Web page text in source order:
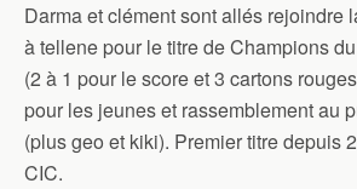
Darma et clément sont allés rejoindre
à tellene pour le titre de Champions
(2 à 1 pour le score et 3 cartons
pour les jeunes et rassemblement au
(plus geo et kiki). Premier titre depuis
CIC.